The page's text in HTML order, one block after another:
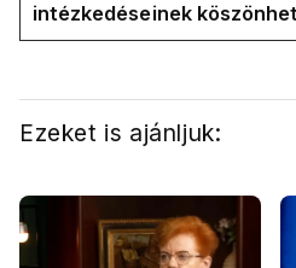
intézkedéseinek
alacsony infláció, a Tisza
Ezeket is ajánljuk: